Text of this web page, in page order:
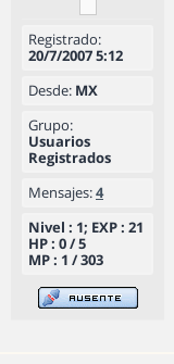
Registrado:
20/7/2007 5:12
Desde: MX
Grupo:
Usuarios
Registrados
Mensajes:4
Nivel : 1; EXP : 21
HP : 0 / 5
MP : 1 / 303